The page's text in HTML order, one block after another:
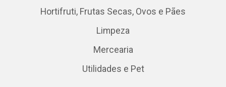
Hortifruti, Frutas Secas, Ovos e Pães
Limpeza
Mercearia
Utilidades e Pet